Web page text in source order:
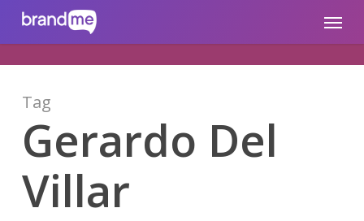
brandme.la Menu
Tag
Gerardo Del
Villar